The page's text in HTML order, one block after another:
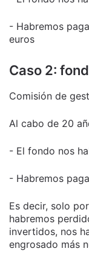
- Habremos
euros
Caso 2:
Comisión de
Al cabo de 20
- El fondo nos
- Habremos
Es decir, solo
habremos
invertidos, nos
engrosado más